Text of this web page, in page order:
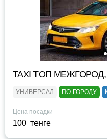
TAXI TOП
УНИВЕРСАЛ ПО ГОРОДУ
Цена посадки
100 тенге